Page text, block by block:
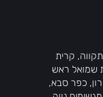
קרית
שמואל ראש
כפר סבא,